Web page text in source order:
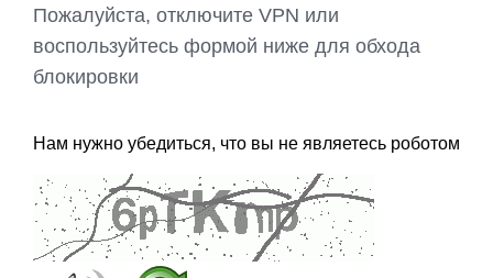
Пожалуйста, отключите VPN или
воспользуйтесь формой ниже для обхода
блокировки
Нам нужно убедиться, что вы не являетесь роботом